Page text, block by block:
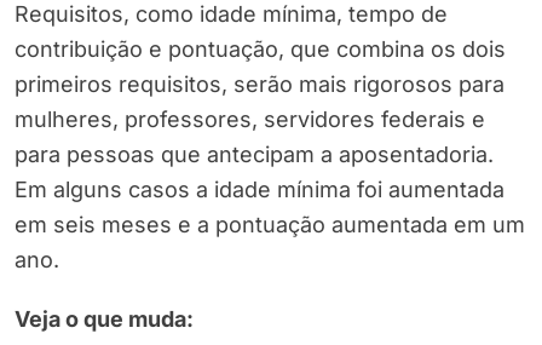
Requisitos, como idade mínima, tempo de
contribuição e pontuação, que combina os dois
primeiros requisitos, serão mais rigorosos para
mulheres, professores, servidores federais e
para pessoas que antecipam a aposentadoria.
Em alguns casos a idade mínima foi aumentada
em seis meses e a pontuação aumentada em um
ano.
Veja o que muda: